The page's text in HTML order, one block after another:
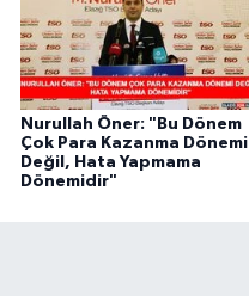
Nurullah Öner: "Bu Dönem
Çok Para Kazanma Dönemi
Değil, Hata Yapmama
Dönemidir"